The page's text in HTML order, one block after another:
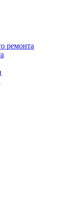
ремонта